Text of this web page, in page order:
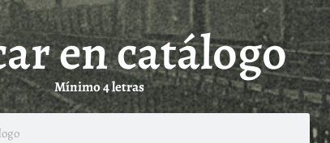
en catálogo
Mínimo 4 letras